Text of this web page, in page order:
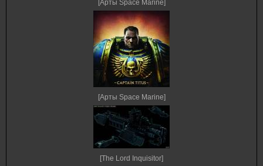
[Арты Space Marine]
[Арты Space Marine]
[The Lord Inquisitor]